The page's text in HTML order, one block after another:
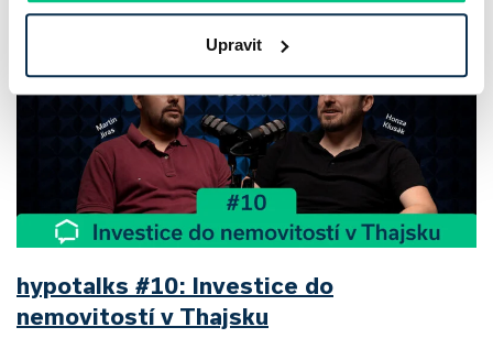
Upravit
hypotalks #10: Investice do
nemovitostí v Thajsku